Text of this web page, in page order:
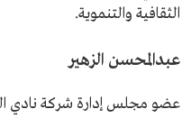
الثقافية والتنموية.
عبدالمحسن الزهير
عضو مجلس إدارة شركة نادي